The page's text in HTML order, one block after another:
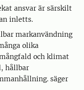
ansvar är särskilt
inletts.
markanvändning
olika
och klimat
hållbar
säger